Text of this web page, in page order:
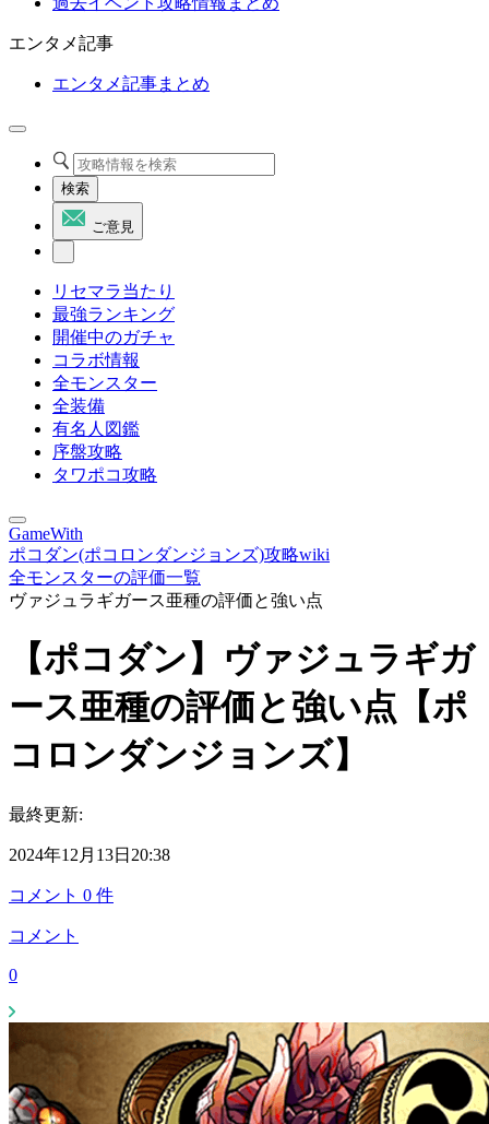
エンタメ記事
エンタメ記事まとめ
検索
ご意見
リセマラ当たり
最強ランキング
開催中のガチャ
コラボ情報
全モンスター
全装備
有名人図鑑
序盤攻略
タワポコ攻略
GameWith
ポコダン(ポコロンダンジョンズ)攻略wiki
全モンスターの評価一覧
ヴァジュラギガース亜種の評価と強い点
【ポコダン】ヴァジュラギガ
ース亜種の評価と強い点【ポ
コロンダンジョンズ】
最終更新:
2024年12月13日20:38
コメント 0 件
コメント
0